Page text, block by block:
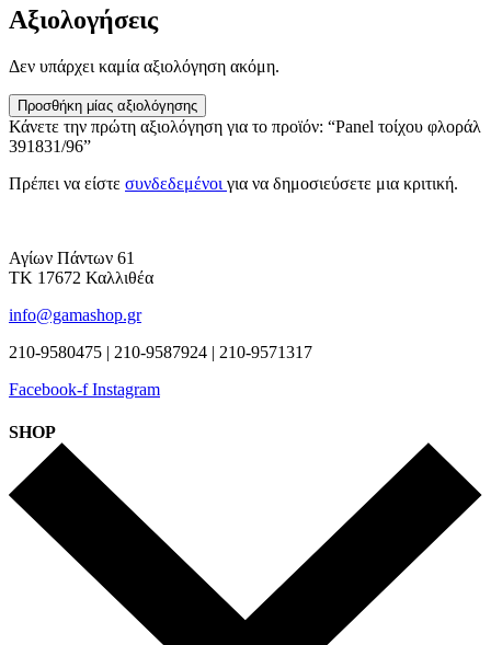
Αξιολογήσεις
Δεν υπάρχει καμία αξιολόγηση ακόμη.
Προσθήκη μίας αξιολόγησης
Κάνετε την πρώτη αξιολόγηση για το προϊόν: “Panel τοίχου φλοράλ
391831/96”
Πρέπει να είστε συνδεδεμένοι για να δημοσιεύσετε μια κριτική.
Αγίων Πάντων 61
ΤΚ 17672 Καλλιθέα
info@gamashop.gr
210-9580475 | 210-9587924 | 210-9571317
Facebook-f Instagram
SHOP